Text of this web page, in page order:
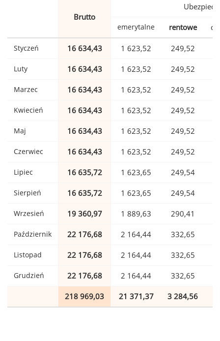
Brutto
emerytalne rentowe
Styczeń 16 634,43 1 623,52 249,52
Luty 16 634,43 1 623,52 249,52
Marzec 16 634,43 1 623,52 249,52
Kwiecień 16 634,43 1 623,52 249,52
Maj 16 634,43 1 623,52 249,52
Czerwiec 16 634,43 1 623,52 249,52
Lipiec 16 635,72 1 623,65 249,54
Sierpień 16 635,72 1 623,65 249,54
Wrzesień 19 360,97 1 889,63 290,41
Październik 22 176,68 2 164,44 332,65
Listopad 22 176,68 2 164,44 332,65
Grudzień 22 176,68 2 164,44 332,65
218 969,03 21 371,37 3 284,56